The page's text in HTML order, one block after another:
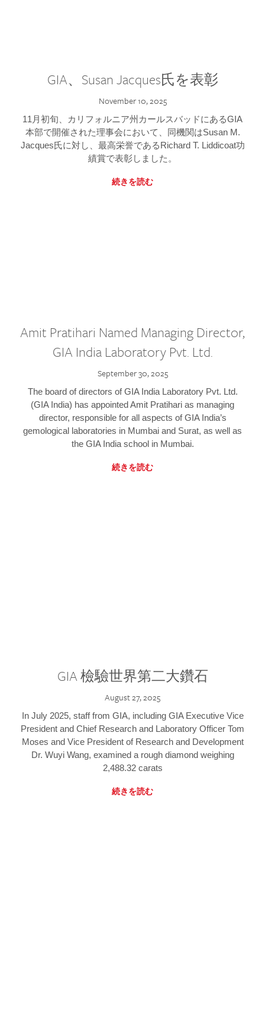
GIA、Susan Jacques氏を表彰
November 10, 2025
11月初旬、カリフォルニア州カールスバッドにあるGIA
本部で開催された理事会において、同機関はSusan M.
Jacques氏に対し、最高栄誉であるRichard T. Liddicoat功
績賞で表彰しました。
続きを読む
Amit Pratihari Named Managing Director,
GIA India Laboratory Pvt. Ltd.
September 30, 2025
The board of directors of GIA India Laboratory Pvt. Ltd.
(GIA India) has appointed Amit Pratihari as managing
director, responsible for all aspects of GIA India’s
gemological laboratories in Mumbai and Surat, as well as
the GIA India school in Mumbai.
続きを読む
GIA 檢驗世界第二大鑽石
August 27, 2025
In July 2025, staff from GIA, including GIA Executive Vice
President and Chief Research and Laboratory Officer Tom
Moses and Vice President of Research and Development
Dr. Wuyi Wang, examined a rough diamond weighing
2,488.32 carats
続きを読む